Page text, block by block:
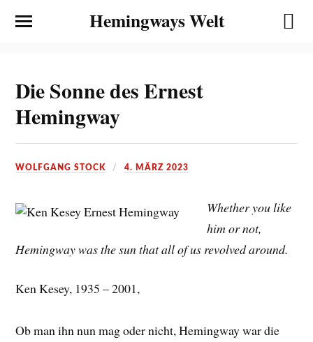
Hemingways Welt
Die Sonne des Ernest
Hemingway
WOLFGANG STOCK 4. MÄRZ 2023
Whether you like
him or not,
Hemingway was the sun that all of us revolved around.
Ken Kesey, 1935 – 2001,
Ob man ihn nun mag oder nicht, Hemingway war die